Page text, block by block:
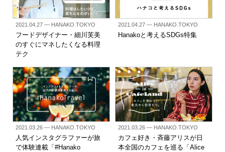
2021.04.27— HANAKO.TOKYO
フードデザイナー・細川芙美
のすぐにマネしたくなる料理
テク
2021.04.27— HANAKO.TOKYO
Hanakoと考えるSDGs特集
2021.03.26— HANAKO.TOKYO
人気インスタグラファーが旅
で体験連載「#Hanako
2021.03.26— HANAKO.TOKYO
カフェ好き・斉藤アリスが日
本全国のカフェを巡る「Alice